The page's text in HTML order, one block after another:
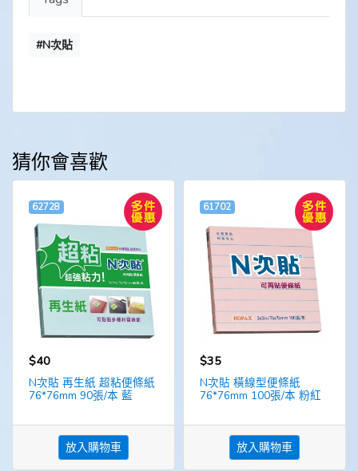
#N次貼
猜你會喜歡
62728
$40
N次貼 再生紙 超粘便條紙
76*76mm 90張/本 藍
放入購物車
61702
$35
N次貼 橫線型便條紙
76*76mm 100張/本 粉紅
放入購物車